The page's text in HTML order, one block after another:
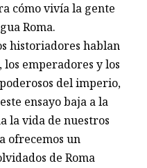
cómo vivía la gente
Roma.
historiadores hablan
los emperadores y los
del imperio,
ensayo baja a la
la vida de nuestros
ofrecemos un
de Roma